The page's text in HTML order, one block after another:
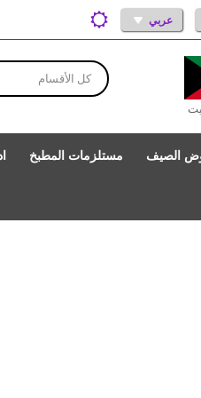
عربي
كل الأقسام
الصيف مستلزمات المطبخ